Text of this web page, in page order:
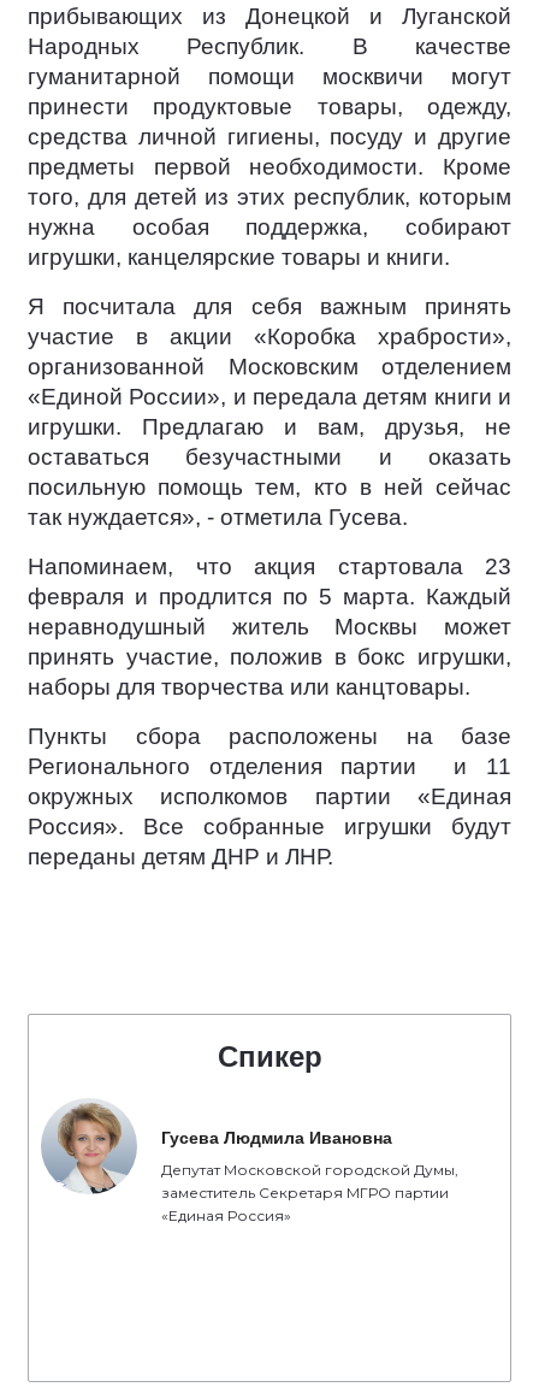
прибывающих из Донецкой и Луганской
Народных Республик. В качестве
гуманитарной помощи москвичи могут
принести продуктовые товары, одежду,
средства личной гигиены, посуду и другие
предметы первой необходимости. Кроме
того, для детей из этих республик, которым
нужна особая поддержка, собирают
игрушки, канцелярские товары и книги.
Я посчитала для себя важным принять
участие в акции «Коробка храбрости»,
организованной Московским отделением
«Единой России», и передала детям книги и
игрушки. Предлагаю и вам, друзья, не
оставаться безучастными и оказать
посильную помощь тем, кто в ней сейчас
так нуждается», - отметила Гусева.
Напоминаем, что акция стартовала 23
февраля и продлится по 5 марта. Каждый
неравнодушный житель Москвы может
принять участие, положив в бокс игрушки,
наборы для творчества или канцтовары.
Пункты сбора расположены на базе
Регионального отделения партии
и 11
окружных исполкомов партии «Единая
Россия». Все собранные игрушки будут
переданы детям ДНР и ЛНР.
Спикер
Гусева Людмила Ивановна
Депутат Московской городской Думы,
заместитель Секретаря МГРО партии
«Единая Россия»